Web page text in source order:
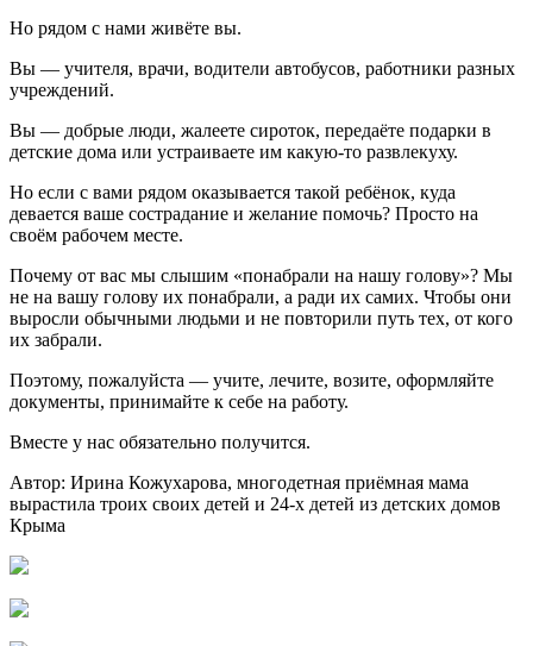
Но рядом с нами живёте вы.
Вы — учителя, врачи, водители автобусов, работники разных
учреждений.
Вы — добрые люди, жалеете сироток, передаёте подарки в
детские дома или устраиваете им какую-то развлекуху.
Но если с вами рядом оказывается такой ребёнок, куда
девается ваше сострадание и желание помочь? Просто на
своём рабочем месте.
Почему от вас мы слышим «понабрали на нашу голову»? Мы
не на вашу голову их понабрали, а ради их самих. Чтобы они
выросли обычными людьми и не повторили путь тех, от кого
их забрали.
Поэтому, пожалуйста — учите, лечите, возите, оформляйте
документы, принимайте к себе на работу.
Вместе у нас обязательно получится.
Автор: Ирина Кожухарова, многодетная приёмная мама
вырастила троих своих детей и 24-х детей из детских домов
Крыма